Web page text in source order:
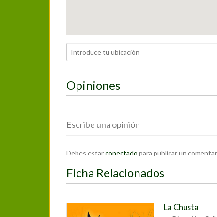
Opiniones
Escribe una opinión
Debes estarconectado para publicar un
Ficha Relacionados
La Chusta